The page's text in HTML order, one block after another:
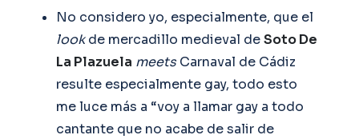
No considero yo, especialmente, que el
lookde mercadillo medieval deSoto De
La Plazuela meetsCarnaval de Cádiz
resulte especialmente gay, todo esto
me luce más a “voy a llamar gay a todo
cantante que no acabe de salir de